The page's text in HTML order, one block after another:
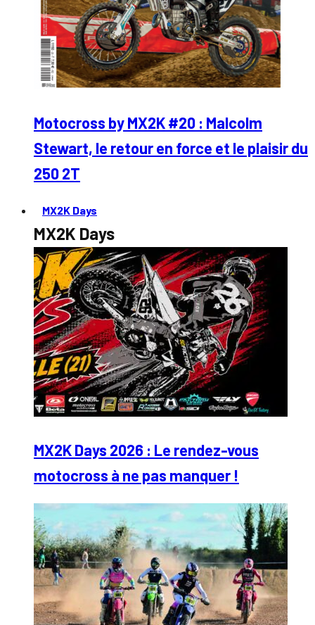
Motocross by MX2K #20 : Malcolm
Stewart, le retour en force et le plaisir du
250 2T
MX2K Days
MX2K Days
MX2K Days 2026 : Le rendez-vous
motocross à ne pas manquer !